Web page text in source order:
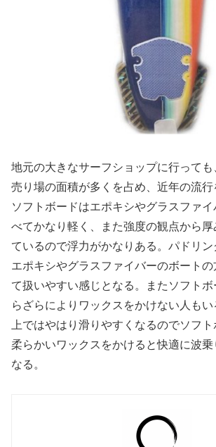
地元の大きなサーフショップに行って
売り場の面積が多くを占め、近年の流行
ソフトボードはエポキシやグラスファ
べてかなり軽く、また強度の観点から
ているので浮力がかなりある。パドリン
エポキシやグラスファイバーのボート
て扱いやすい感じとなる。またソフト
らざらによりワックスをかけない人も
上ではやはり滑りやすくなるのでソフ
柔らかいワックスをかけると快適に波
なる。